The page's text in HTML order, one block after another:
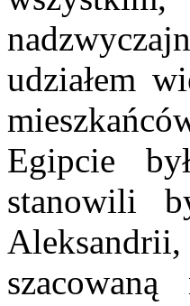
udziałem
Egipcie
stanowili
Aleksandrii,